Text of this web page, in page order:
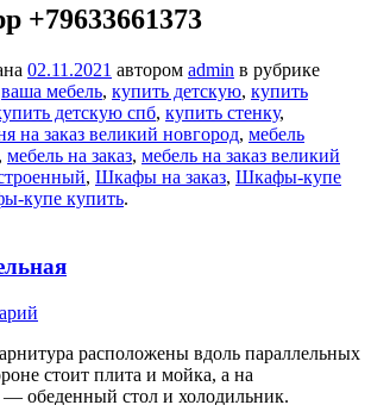
+79633661373
02.11.2021 автором admin в рубрике
ваша мебель, купить детскую, купить
детскую спб, купить стенку,
на заказ великий новгород, мебель
, мебель на заказ, мебель на заказ великий
, Шкафы на заказ, Шкафы-купе
купе купить.
расположены вдоль параллельных
стоит плита и мойка, а на
обеденный стол и холодильник.